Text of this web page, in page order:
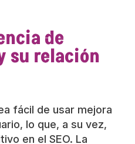
de
su relación
fácil de usar mejora
lo que, a su vez,
en el SEO. La